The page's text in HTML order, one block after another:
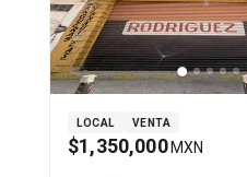
LOCAL VENTA
$1,350,000 MXN